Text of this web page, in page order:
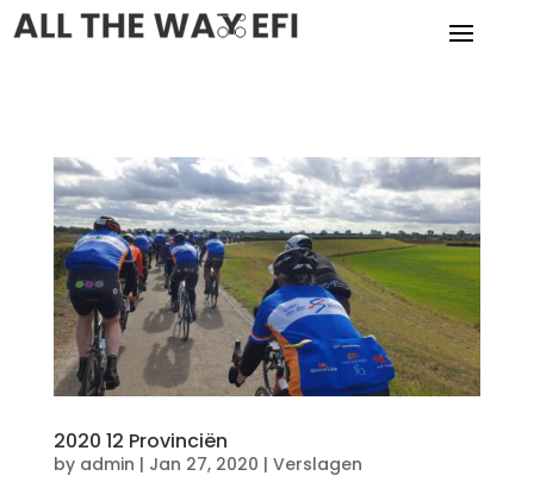
2020 12 Provinciën
by admin | Jan 27, 2020 | Verslagen